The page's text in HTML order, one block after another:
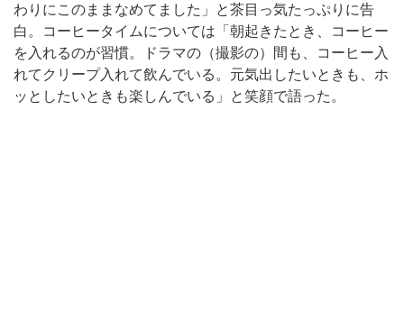
わりにこのままなめてました」と茶目っ気たっぷりに告
白。コーヒータイムについては「朝起きたとき、コーヒー
を入れるのが習慣。ドラマの（撮影の）間も、コーヒー入
れてクリープ入れて飲んでいる。元気出したいときも、ホ
ッとしたいときも楽しんでいる」と笑顔で語った。